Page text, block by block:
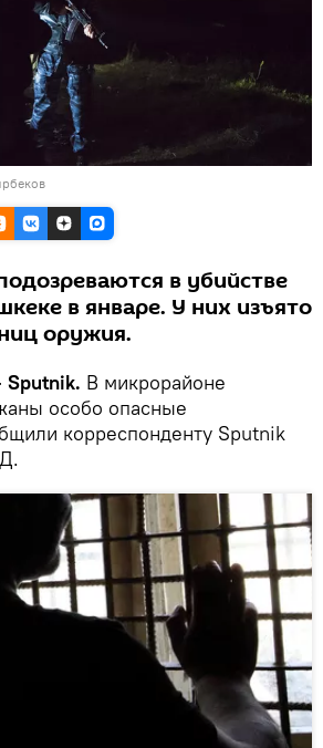
в убийстве
в январе. У них изъято
оружия.
В микрорайоне
особо опасные
корреспонденту Sputnik